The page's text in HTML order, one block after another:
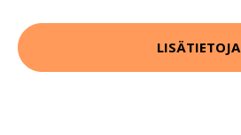
LISÄTIETOJA